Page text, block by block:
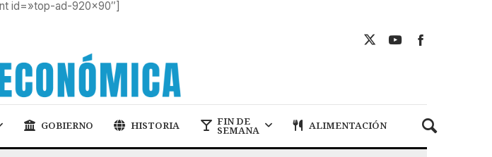
id=»top-ad-920×90″]
GOBIERNO HISTORIA FIN DE
SEMANA ALIMENTACIÓN